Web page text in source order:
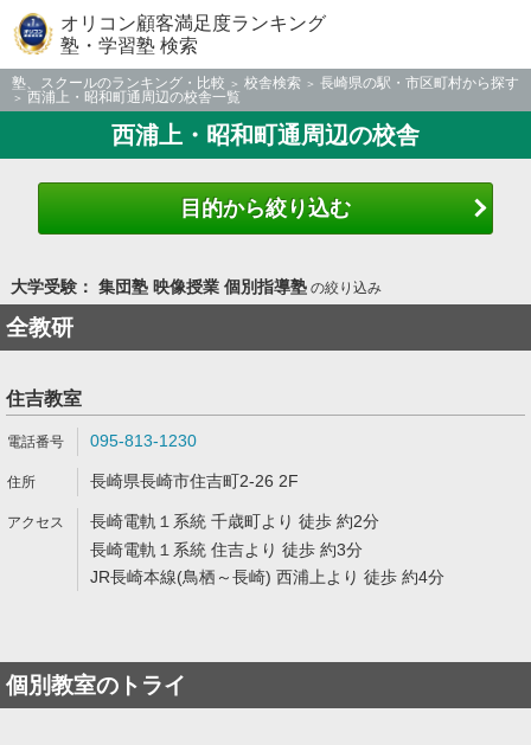
オリコン顧客満足度ランキング
塾・学習塾 検索
塾、スクールのランキング・比較 校舎検索
長崎県の駅・市区町村から探す
西浦上・昭和町通周辺の校舎一覧
西浦上・昭和町通周辺の校舎
目的から絞り込む
大学受験： 集団塾 映像授業 個別指導塾の絞り込み
全教研
住吉教室
095-813-1230
長崎県長崎市住吉町2-26 2F
長崎電軌１系統 千歳町より 徒歩 約2分
長崎電軌１系統 住吉より 徒歩 約3分
JR長崎本線(鳥栖～長崎) 西浦上より 徒歩 約4分
個別教室のトライ